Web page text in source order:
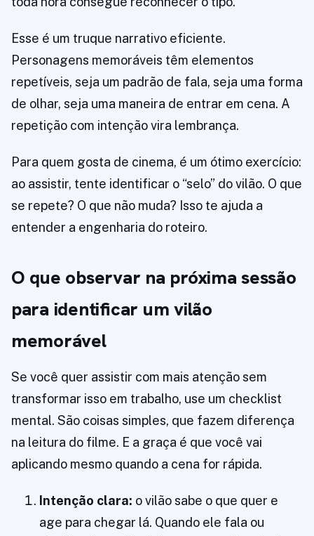
Esse é um truque narrativo eficiente.
Personagens memoráveis têm elementos
repetíveis, seja um padrão de fala, seja uma forma
de olhar, seja uma maneira de entrar em cena. A
repetição com intenção vira lembrança.
Para quem gosta de cinema, é um ótimo exercício:
ao assistir, tente identificar o “selo” do vilão. O que
se repete? O que não muda? Isso te ajuda a
entender a engenharia do roteiro.
O que observar na próxima sessão
para identificar um vilão
memorável
Se você quer assistir com mais atenção sem
transformar isso em trabalho, use um checklist
mental. São coisas simples, que fazem diferença
na leitura do filme. E a graça é que você vai
aplicando mesmo quando a cena for rápida.
Intenção clara: o vilão sabe o que quer e
age para chegar lá. Quando ele fala ou